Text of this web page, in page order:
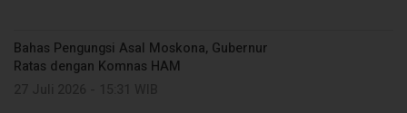
Bahas Pengungsi Asal Moskona, Gubernur
Ratas dengan Komnas HAM